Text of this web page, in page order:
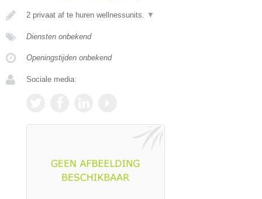
2 privaat af te huren wellnessunits. ▼
Diensten onbekend
Openingstijden onbekend
Sociale media: